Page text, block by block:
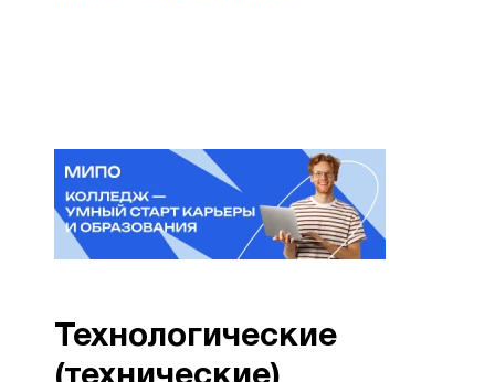
Технологические